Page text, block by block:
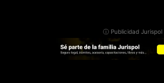
ⓘ Publicidad Jurispol